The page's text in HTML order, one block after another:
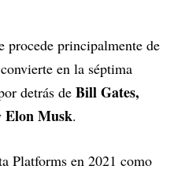
procede principalmente de
en la séptima
detrás de Bill Gates,
Elon Musk.
Platforms en 2021 como